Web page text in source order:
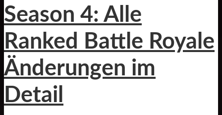
Season 4: Alle
Ranked Battle Royale
Änderungen im
Detail